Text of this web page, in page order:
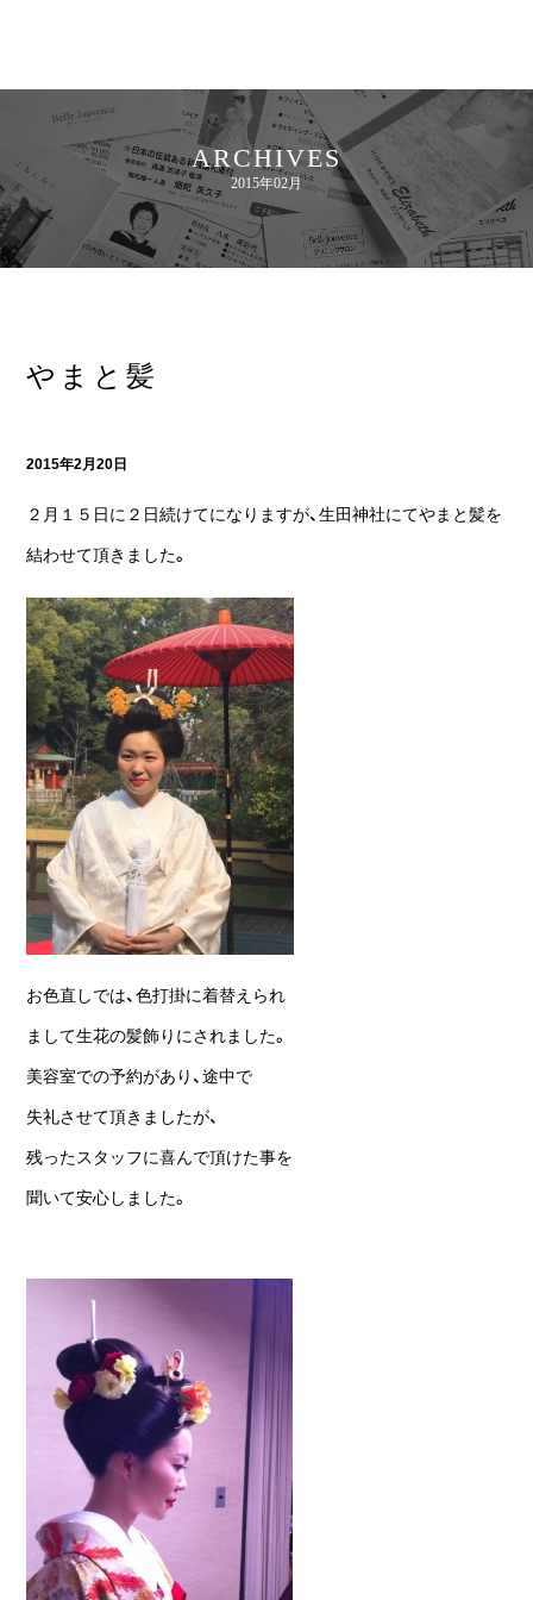
ARCHIVES
2015年02月
やまと髪
2015年2月20日
２月１５日に２日続けてになりますが、生田神社にてやまと髪を
結わせて頂きました。
お色直しでは、色打掛に着替えられ
まして生花の髪飾りにされました。
美容室での予約があり、途中で
失礼させて頂きましたが、
残ったスタッフに喜んで頂けた事を
聞いて安心しました。